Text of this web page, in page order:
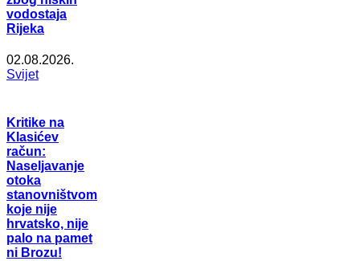
vodostaja
Rijeka
02.08.2026.
Svijet
Kritike na
Klasićev
račun:
Naseljavanje
otoka
stanovništvom
koje nije
hrvatsko, nije
palo na pamet
ni Brozu!